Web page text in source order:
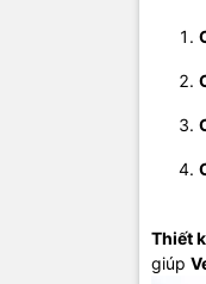
Thiết
giúp